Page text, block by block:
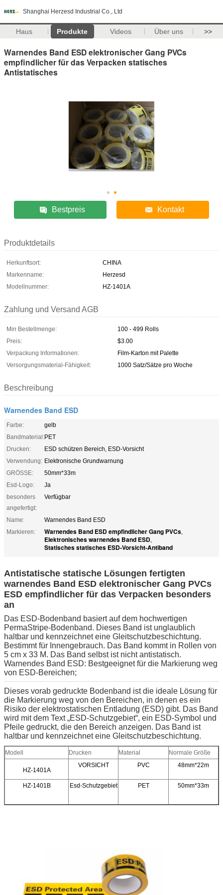
Shanghai Herzesd Industrial Co., Ltd
Haus Produkte Videos Über uns >>
Warnendes Band ESD elektronischer Gang PVCs
empfindlicher für das Verpacken statisches
Antistatisches
Bestpreis Kontakt
Produktdetails
Herkunftsort:
CHINA
Markenname:
Herzesd
Modellnummer:
HZ-1401A
Zahlung und Versand AGB
Min Bestellmenge:
100 - 499 Rolls
Preis:
$3.00
Verpackung Informationen:
Film-Karton mit Palette
Versorgungsmaterial-Fähigkeit:
1000 Satz/Sätze pro Woche
Beschreibung
Warnendes Band ESD
Farbe:
gelb
Bandmaterial:PET
Drucken:
ESD schützen Bereich, ESD-Vorsicht
Verwendung: Elektronische Grundwarnung
GRÖSSE:
50mm*33m
Esd-Logo:
Ja
besonders
angefertigt:
Verfügbar
Name:
Warnendes Band ESD
Markieren:
Warnendes Band ESD empfindlicher Gang PVCs,
Elektronisches warnendes Band ESD,
Statisches statisches ESD-Vorsicht-Antiband
Antistatische statische Lösungen fertigten
warnendes Band ESD elektronischer Gang PVCs
ESD empfindlicher für das Verpacken besonders
an
Das ESD-Bodenband basiert auf dem hochwertigen
PermaStripe-Bodenband. Dieses Band ist unglaublich
haltbar und kennzeichnet eine Gleitschutzbeschichtung.
Bestimmt für Innengebrauch. Das Band kommt in Rollen von
5 cm x 33 M. Das Band selbst ist nicht antistatisch.
Warnendes Band ESD: Bestgeeignet für die Markierung weg
von ESD-Bereichen;
Dieses vorab gedruckte Bodenband ist die ideale Lösung für
die Markierung weg von den Bereichen, in denen es ein
Risiko der elektrostatischen Entladung (ESD) gibt. Das Band
wird mit dem Text „ESD-Schutzgebiet“, ein ESD-Symbol und
Pfeile gedruckt, die den Bereich anzeigen. Das Band ist
haltbar und kennzeichnet eine Gleitschutzbeschichtung.
Modell Drucken Material Normale Größe
HZ-1401A
VORSICHT PVC 48mm*22m
HZ-1401B Esd-Schutzgebiet PET 50mm*33m